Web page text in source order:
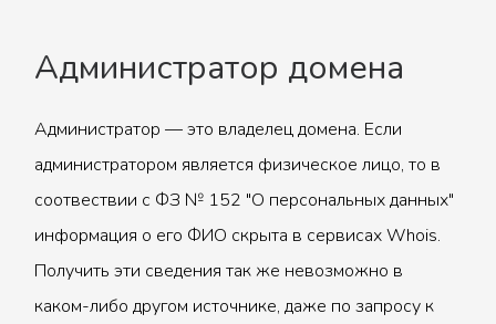
Администратор домена
Администратор — это владелец домена. Если
администратором является физическое лицо, то в
соотвествии с ФЗ № 152 "О персональных данных"
информация о его ФИО скрыта в сервисах Whois.
Получить эти сведения так же невозможно в
каком-либо другом источнике, даже по запросу к